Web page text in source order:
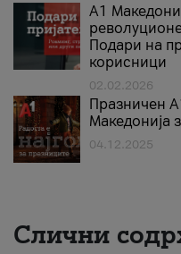
А1
Подари на
корисници
02.02.2026
Празничен
Македонија
04.12.2025
Слични